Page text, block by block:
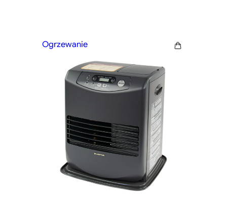
Ogrzewanie